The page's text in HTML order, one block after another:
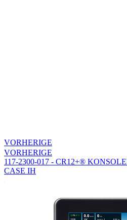
VORHERIGE
VORHERIGE
117-2300-017 - CR12+®
CASE IH